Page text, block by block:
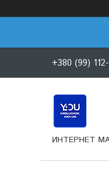
+380 (99)
ИНТЕРНЕТ